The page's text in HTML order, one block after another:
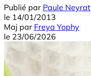
Publié par Paule Neyrat
le 14/01/2013
Maj par Freya Yophy
le 23/06/2026